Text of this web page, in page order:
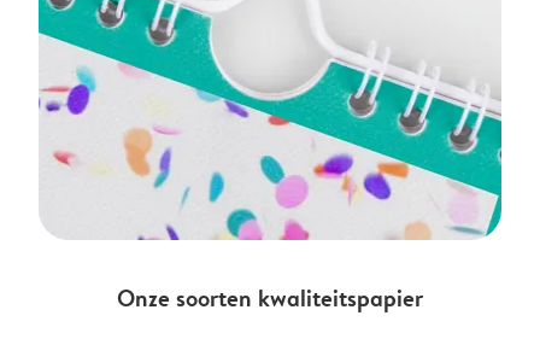
Onze soorten kwaliteitspapier